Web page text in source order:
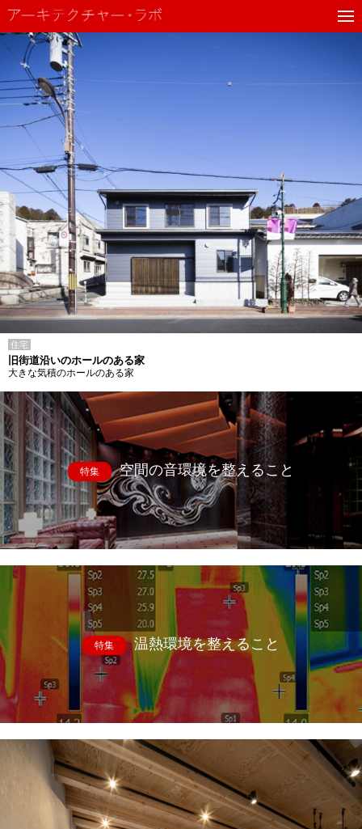
住宅
旧街道沿いのホールのある家
大きな気積のホールのある家
特集 空間の音環境を整えること
特集 温熱環境を整えること